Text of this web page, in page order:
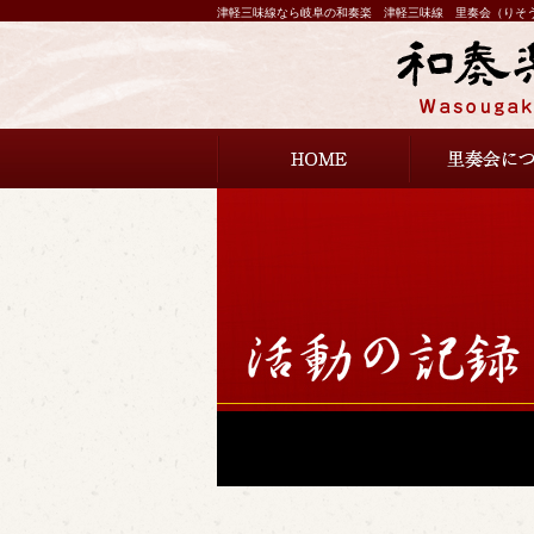
津軽三味線なら岐阜の和奏楽 津軽三味線 里奏会（りそ